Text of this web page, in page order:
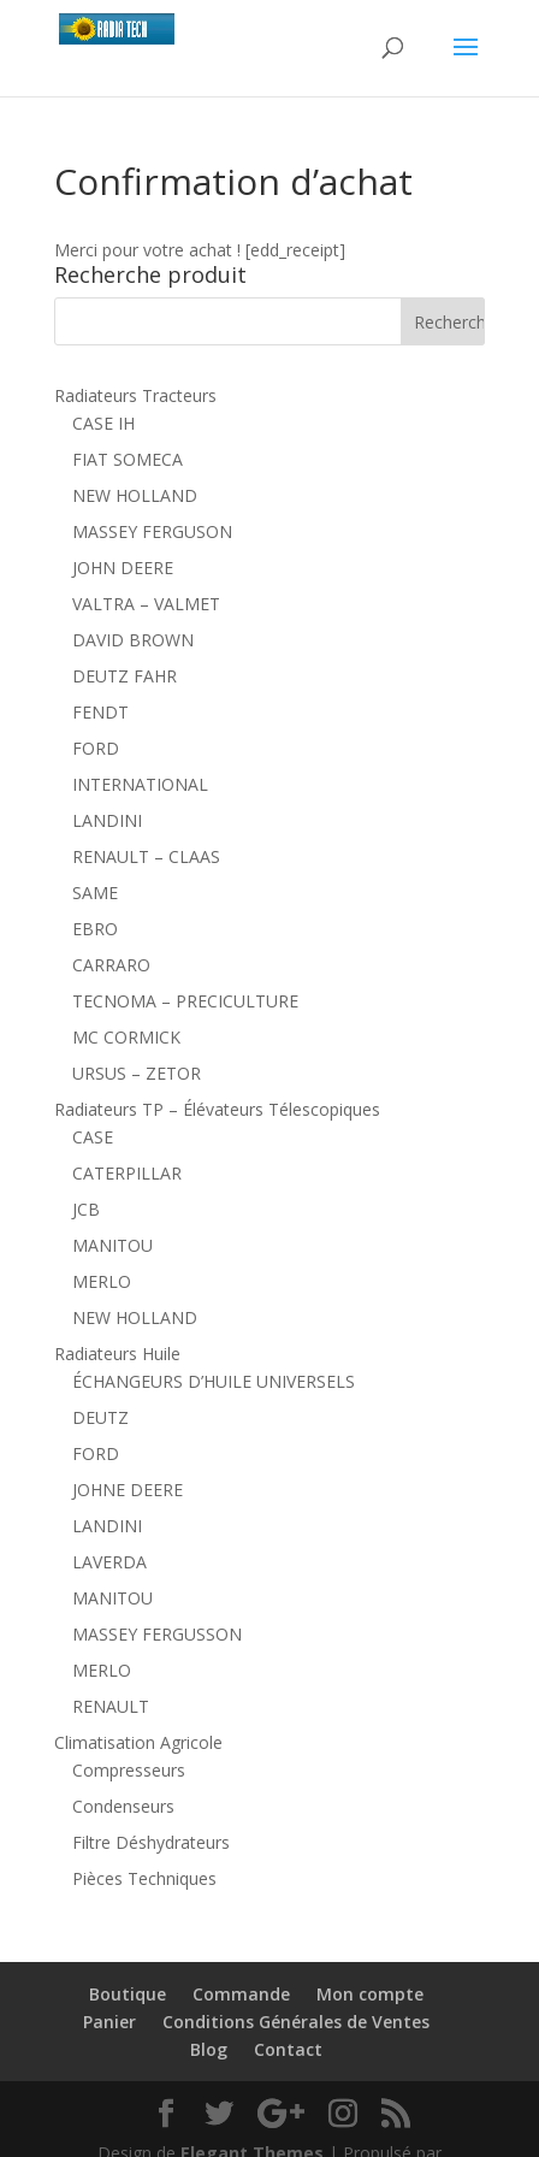
Confirmation d’achat
Merci pour votre achat ! [edd_receipt]
Recherche produit
Radiateurs Tracteurs
CASE IH
FIAT SOMECA
NEW HOLLAND
MASSEY FERGUSON
JOHN DEERE
VALTRA – VALMET
DAVID BROWN
DEUTZ FAHR
FENDT
FORD
INTERNATIONAL
LANDINI
RENAULT – CLAAS
SAME
EBRO
CARRARO
TECNOMA – PRECICULTURE
MC CORMICK
URSUS – ZETOR
Radiateurs TP – Élévateurs Télescopiques
CASE
CATERPILLAR
JCB
MANITOU
MERLO
NEW HOLLAND
Radiateurs Huile
ÉCHANGEURS D’HUILE UNIVERSELS
DEUTZ
FORD
JOHNE DEERE
LANDINI
LAVERDA
MANITOU
MASSEY FERGUSSON
MERLO
RENAULT
Climatisation Agricole
Compresseurs
Condenseurs
Filtre Déshydrateurs
Pièces Techniques
Boutique Commande
Mon compte
Panier
Conditions Générales de Ventes
Blog
Contact